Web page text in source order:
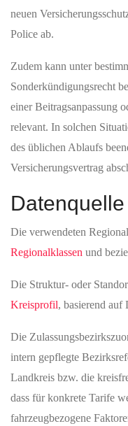
neuen
Police ab.
Zudem kann unter
Sonderkündigungsrecht
einer Beitragsanpassung
relevant. In solchen
des üblichen Ablaufs
Versicherungsvertrag
Die verwendeten
Regionalklassen und
Die Struktur- oder
Kreisprofil, basierend auf
Die
intern gepflegte
Landkreis bzw. die
dass für konkrete Tarife
fahrzeugbezogene